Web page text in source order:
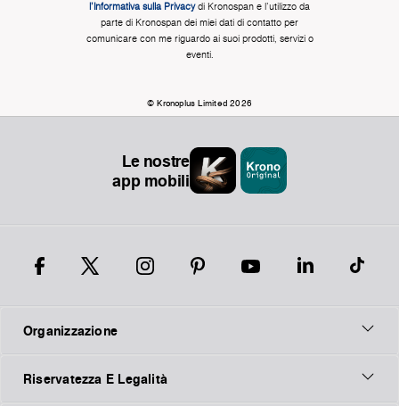
l'Informativa sulla Privacydi Kronospan e l'utilizzo da
parte di Kronospan dei miei dati di contatto per
comunicare con me riguardo ai suoi prodotti, servizi o
eventi.
© Kronoplus Limited 2026
Le nostre
app mobili
Organizzazione
Riservatezza E Legalità